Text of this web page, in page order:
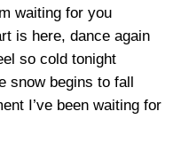
waiting for you
is here, dance again
so cold tonight
snow begins to fall
I’ve been waiting for